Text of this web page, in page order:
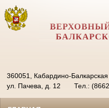
360051, Кабардино-Балкарская
ул. Пачева, д. 12
Тел.: